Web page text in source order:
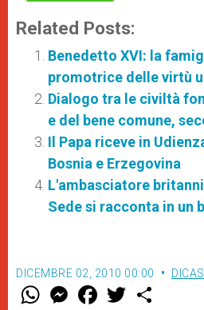
Related Posts:
Benedetto XVI: la
promotrice delle virtù
Dialogo tra le civiltà
e del bene comune,
Il Papa riceve in
Bosnia e Erzegovina
L'ambasciatore
Sede si racconta in un
DICEMBRE 02, 2010 00:00
W M
e
F
a w